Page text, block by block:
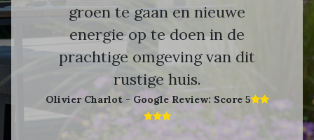
groen te gaan en nieuwe
energie op te doen in de
prachtige omgeving van dit
rustige huis.
Olivier Charlot - Google Review: Score 5​